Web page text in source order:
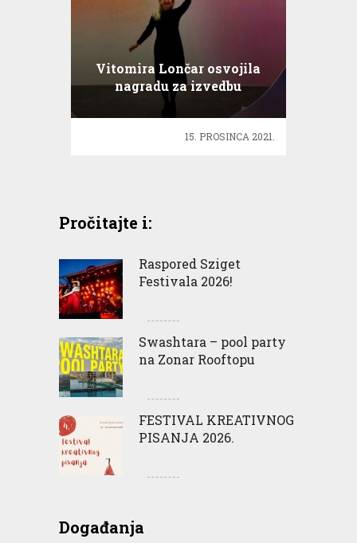
Vitomira Lončar osvojila
nagradu za izvedbu
predstave na kineskom!
15. PROSINCA 2021.
Pročitajte i:
Raspored Sziget
Festivala 2026!
Swashtara – pool party
na Zonar Rooftopu
FESTIVAL KREATIVNOG
PISANJA 2026.
Događanja